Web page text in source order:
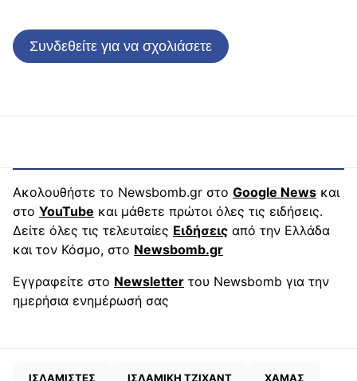
Συνδεθείτε για να σχολιάσετε
Ακολουθήστε το Newsbomb.gr στο Google News και
στο YouTube και μάθετε πρώτοι όλες τις ειδήσεις.
Δείτε όλες τις τελευταίες Ειδήσεις από την Ελλάδα
και τον Κόσμο, στο Newsbomb.gr
Εγγραφείτε στο Newsletter του Newsbomb για την
ημερήσια ενημέρωσή σας
ΙΣΛΑΜΙΣΤΕΣ ΙΣΛΑΜΙΚΗ ΤΖΙΧΑΝΤ ΧΑΜΑΣ